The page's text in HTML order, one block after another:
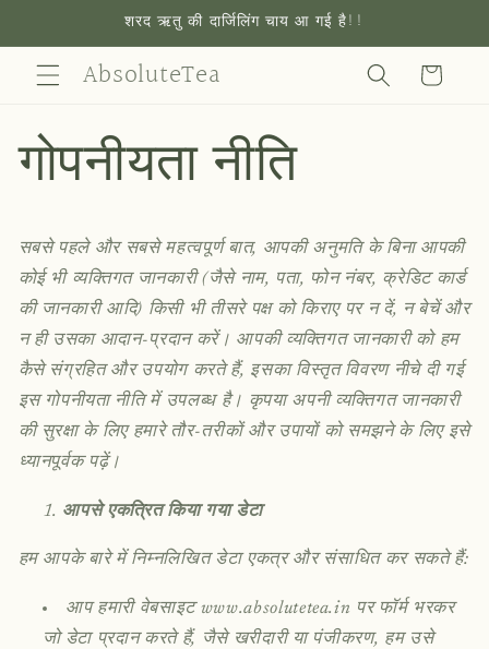
शरद ऋतु की दार्जिलिंग चाय आ गई है!!
AbsoluteTea कार्ट
गोपनीयता नीति
सबसे पहले और सबसे महत्वपूर्ण बात, आपकी अनुमति के बिना आपकी
कोई भी व्यक्तिगत जानकारी (जैसे नाम, पता, फोन नंबर, क्रेडिट कार्ड
की जानकारी आदि) किसी भी तीसरे पक्ष को किराए पर न दें, न बेचें और
न ही उसका आदान-प्रदान करें। आपकी व्यक्तिगत जानकारी को हम
कैसे संग्रहित और उपयोग करते हैं, इसका विस्तृत विवरण नीचे दी गई
इस गोपनीयता नीति में उपलब्ध है। कृपया अपनी व्यक्तिगत जानकारी
की सुरक्षा के लिए हमारे तौर-तरीकों और उपायों को समझने के लिए इसे
ध्यानपूर्वक पढ़ें।
आपसे एकत्रित किया गया डेटा
हम आपके बारे में निम्नलिखित डेटा एकत्र और संसाधित कर सकते हैं:
आप हमारी वेबसाइट www.absolutetea.in पर फॉर्म भरकर
जो डेटा प्रदान करते हैं, जैसे खरीदारी या पंजीकरण, हम उसे